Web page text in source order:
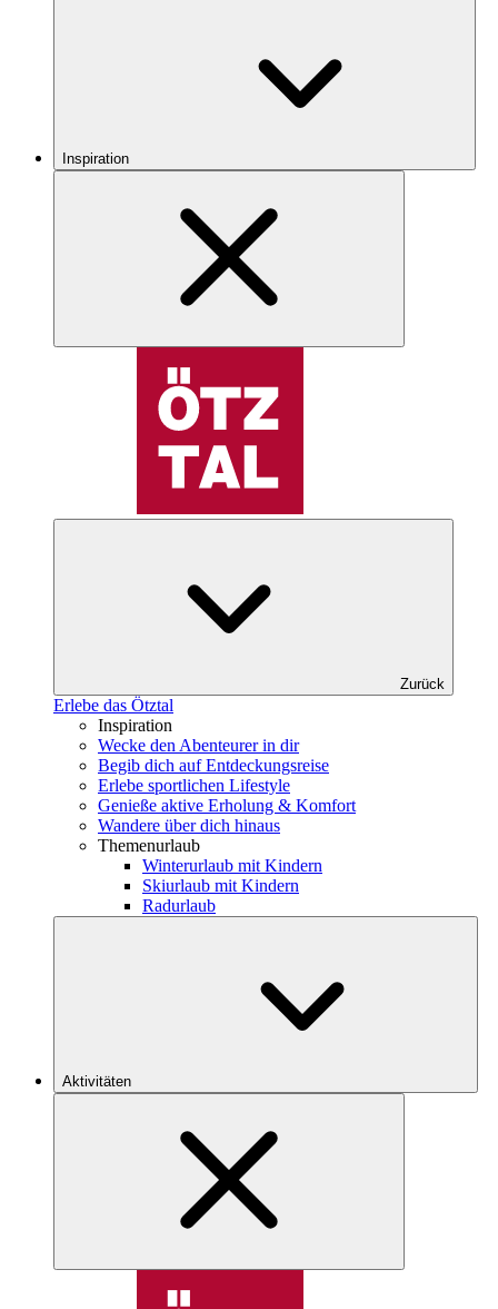
Inspiration
Zurück
Erlebe das Ötztal
Inspiration
Wecke den Abenteurer in dir
Begib dich auf Entdeckungsreise
Erlebe sportlichen Lifestyle
Genieße aktive Erholung & Komfort
Wandere über dich hinaus
Themenurlaub
Winterurlaub mit Kindern
Skiurlaub mit Kindern
Radurlaub
Aktivitäten